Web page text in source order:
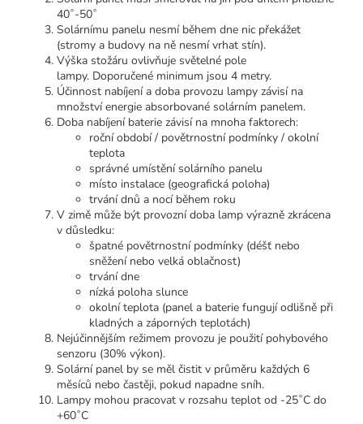
40˚-50˚
Solárnímu panelu nesmí během dne nic překážet
(stromy a budovy na ně nesmí vrhat stín).
Výška stožáru ovlivňuje světelné pole
lampy. Doporučené minimum jsou 4 metry.
Účinnost nabíjení a doba provozu lampy závisí na
množství energie absorbované solárním panelem.
Doba nabíjení baterie závisí na mnoha faktorech:
roční období / povětrnostní podmínky / okolní
teplota
správné umístění solárního panelu
místo instalace (geografická poloha)
trvání dnů a nocí během roku
V zimě může být provozní doba lamp výrazně zkrácena
v důsledku:
špatné povětrnostní podmínky (déšť nebo
sněžení nebo velká oblačnost)
trvání dne
nízká poloha slunce
okolní teplota (panel a baterie fungují odlišně při
kladných a záporných teplotách)
Nejúčinnějším režimem provozu je použití pohybového
senzoru (30% výkon).
Solární panel by se měl čistit v průměru každých 6
měsíců nebo častěji, pokud napadne sníh.
Lampy mohou pracovat v rozsahu teplot od -25˚C do
+60˚C